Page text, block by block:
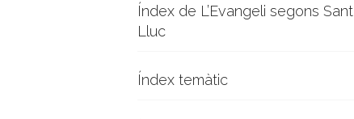
Índex de L’Evangeli segons Sant
Lluc
Índex temàtic